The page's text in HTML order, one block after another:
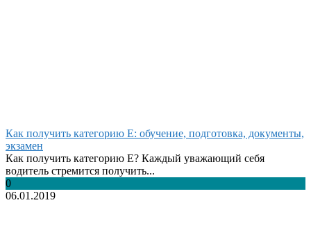
Как получить категорию Е: обучение, подготовка, документы,
экзамен
Как получить категорию Е? Каждый уважающий себя
водитель стремится получить...
0
06.01.2019